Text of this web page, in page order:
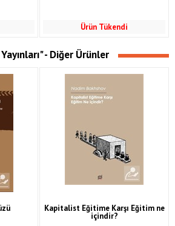
Ürün Tükendi
- Diğer Ürünler
Kapitalist Eğitime Karşı Eğitim ne
içindir?